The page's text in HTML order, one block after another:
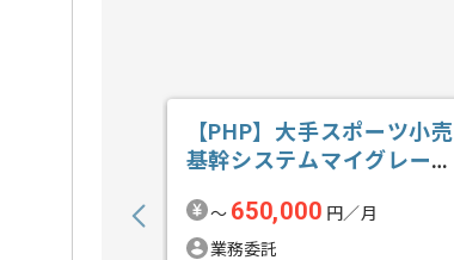
【PHP】大手スポーツ小売
基幹システムマイグレーシ
〜 650,000 円／月
業務委託